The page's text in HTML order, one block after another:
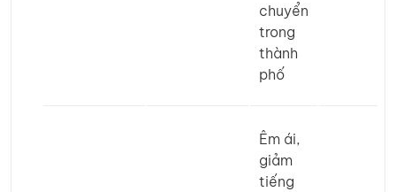
chuyển
trong
thành
phố
Êm ái,
giảm
tiếng